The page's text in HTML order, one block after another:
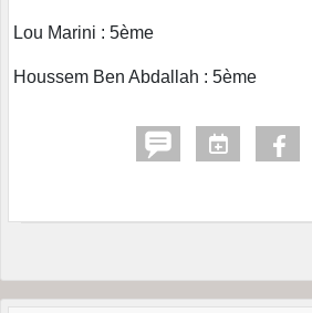
Lou Marini : 5ème
Houssem Ben Abdallah : 5ème